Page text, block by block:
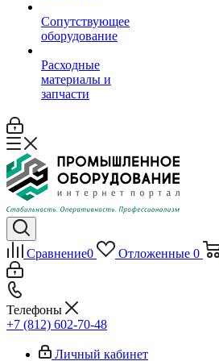
Сопутствующее
оборудование
Расходные
материалы и
запчасти
Сравнение0 Отложенные 0
Телефоны
+7 (812) 602-70-48
Личный кабинет